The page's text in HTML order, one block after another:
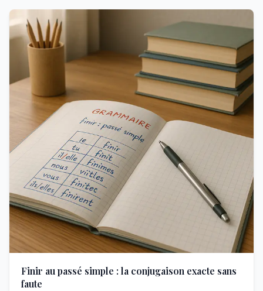
Finir au passé simple : la conjugaison exacte sans
faute